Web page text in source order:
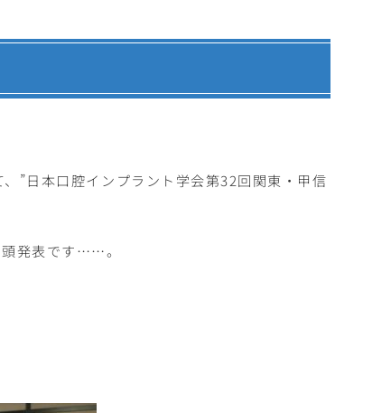
”日本口腔インプラント学会第32回関東・甲信
発表です……。